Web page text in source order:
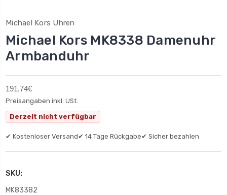
Michael Kors Uhren
Michael Kors MK8338 Damenuhr
Armbanduhr
191,74€
Preisangaben inkl. USt.
Derzeit nicht verfügbar
✔ Kostenloser Versand✔ 14 Tage Rückgabe✔ Sicher bezahlen
SKU:
MK83382